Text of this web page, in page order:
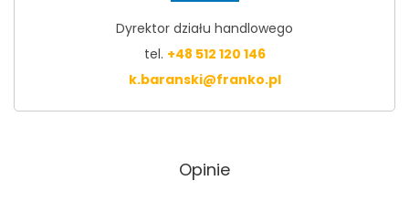
Dyrektor działu handlowego
tel. +48 512 120 146
k.baranski@franko.pl
Opinie